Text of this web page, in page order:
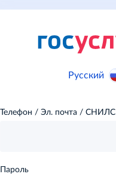
Русский
Телефон / Эл. почта / СНИЛС
Пароль